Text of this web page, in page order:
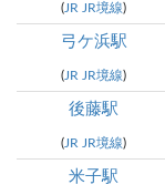
(JR JR境線)
弓ケ浜駅
(JR JR境線)
後藤駅
(JR JR境線)
米子駅